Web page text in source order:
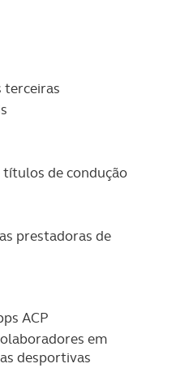
terceiras
de condução
prestadoras de
ACP
em
desportivas